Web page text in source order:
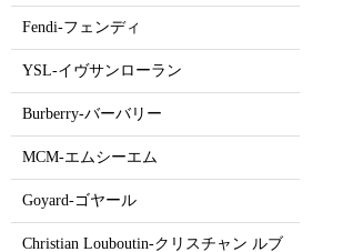
Fendi-フェンディ
YSL-イヴサンローラン
Burberry-バーバリー
MCM-エムシーエム
Goyard-ゴヤール
Christian Louboutin-クリスチャン ルブ